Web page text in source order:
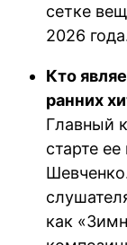
сетке
2026
Кто
ранних
Главный
старте
как